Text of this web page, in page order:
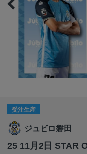
受注生産
ジュビロ磐田
25 11月2日 STAR